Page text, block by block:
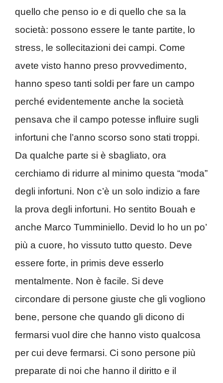
quello che penso io e di quello che sa la
società: possono essere le tante partite, lo
stress, le sollecitazioni dei campi. Come
avete visto hanno preso provvedimento,
hanno speso tanti soldi per fare un campo
perché evidentemente anche la società
pensava che il campo potesse influire sugli
infortuni che l’anno scorso sono stati troppi.
Da qualche parte si è sbagliato, ora
cerchiamo di ridurre al minimo questa “moda”
degli infortuni. Non c’è un solo indizio a fare
la prova degli infortuni. Ho sentito Bouah e
anche Marco Tumminiello. Devid lo ho un po’
più a cuore, ho vissuto tutto questo. Deve
essere forte, in primis deve esserlo
mentalmente. Non è facile. Si deve
circondare di persone giuste che gli vogliono
bene, persone che quando gli dicono di
fermarsi vuol dire che hanno visto qualcosa
per cui deve fermarsi. Ci sono persone più
preparate di noi che hanno il diritto e il